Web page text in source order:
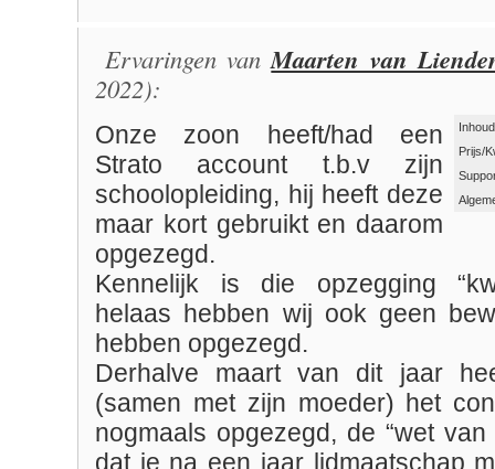
Ervaringen vanMaarten van
2022):
Prijs/
Onze zoon heeft/had een
Strato account t.b.v zijn
schoolopleiding, hij heeft deze
maar kort gebruikt en daarom
opgezegd.
Kennelijk is die opzegging
helaas hebben wij ook geen
hebben opgezegd.
Derhalve maart van dit jaar
(samen met zijn moeder) het
nogmaals opgezegd, de “wet van
dat je na een jaar lidmaatschap